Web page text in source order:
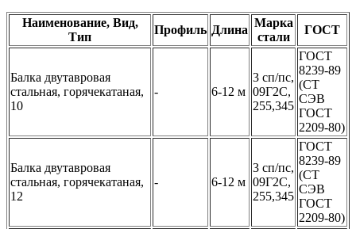
Наименование, Вид,
Тип
Профиль Длина
Марка
стали
ГОСТ
Балка двутавровая
стальная, горячекатаная,
10
- 6-12 м
3 сп/пс,
09Г2С,
255,345
ГОСТ
8239-89
(СТ
СЭВ
ГОСТ
2209-80)
Балка двутавровая
стальная, горячекатаная,
12
- 6-12 м
3 сп/пс,
09Г2С,
255,345
ГОСТ
8239-89
(СТ
СЭВ
ГОСТ
2209-80)